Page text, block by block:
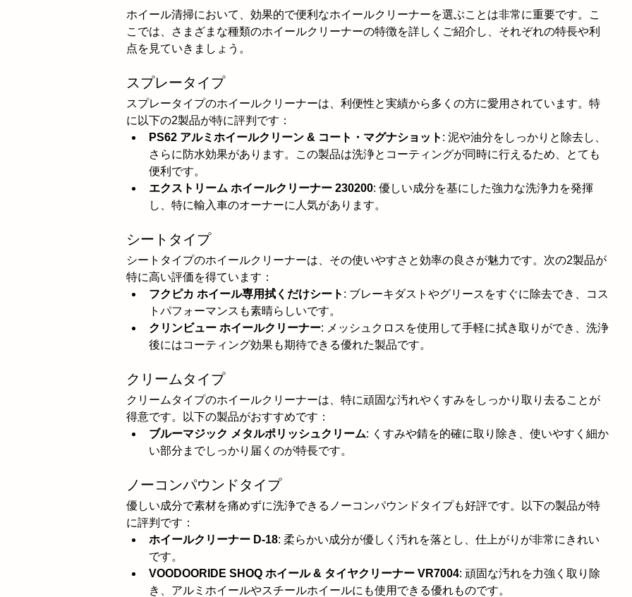
ホイール清掃において、効果的で便利なホイールクリーナーを選ぶことは非常に重要です。こ
こでは、さまざまな種類のホイールクリーナーの特徴を詳しくご紹介し、それぞれの特長や利
点を見ていきましょう。
スプレータイプ
スプレータイプのホイールクリーナーは、利便性と実績から多くの方に愛用されています。特
に以下の2製品が特に評判です：
PS62 アルミホイールクリーン & コート・マグナショット : 泥や油分をしっかりと除去し、
さらに防水効果があります。この製品は洗浄とコーティングが同時に行えるため、とても
便利です。
エクストリーム ホイールクリーナー 230200: 優しい成分を基にした強力な洗浄力を発揮
し、特に輸入車のオーナーに人気があります。
シートタイプ
シートタイプのホイールクリーナーは、その使いやすさと効率の良さが魅力です。次の2製品が
特に高い評価を得ています：
フクピカ ホイール専用拭くだけシート : ブレーキダストやグリースをすぐに除去でき、コス
トパフォーマンスも素晴らしいです。
クリンビュー ホイールクリーナー: メッシュクロスを使用して手軽に拭き取りができ、洗浄
後にはコーティング効果も期待できる優れた製品です。
クリームタイプ
クリームタイプのホイールクリーナーは、特に頑固な汚れやくすみをしっかり取り去ることが
得意です。以下の製品がおすすめです：
ブルーマジック メタルポリッシュクリーム: くすみや錆を的確に取り除き、使いやすく細か
い部分までしっかり届くのが特長です。
ノーコンパウンドタイプ
優しい成分で素材を痛めずに洗浄できるノーコンパウンドタイプも好評です。以下の製品が特
に評判です：
ホイールクリーナー D-18: 柔らかい成分が優しく汚れを落とし、仕上がりが非常にきれい
です。
VOODOORIDE SHOQ ホイール & タイヤクリーナー VR7004: 頑固な汚れを力強く取り除
き、アルミホイールやスチールホイールにも使用できる優れものです。